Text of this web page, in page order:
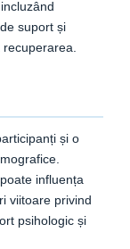
suport și
și o
influența
viitoare privind
psihologic și